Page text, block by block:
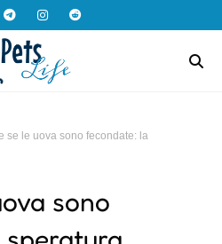
se le uova sono fecondate: la
sono